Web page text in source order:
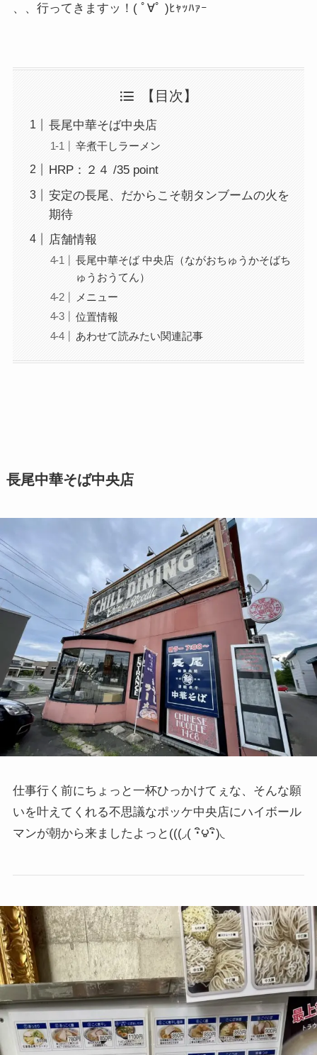
、、行ってきますッ！( ﾟ∀ﾟ )ﾋｬｯﾊｧｰ
【目次】
長尾中華そば中央店
辛煮干しラーメン
HRP：２４ /35 point
安定の長尾、だからこそ朝タンブームの火を
期待
店舗情報
長尾中華そば 中央店（ながおちゅうかそばち
ゅうおうてん）
メニュー
位置情報
あわせて読みたい関連記事
長尾中華そば中央店
仕事行く前にちょっと一杯ひっかけてぇな、そんな願
いを叶えてくれる不思議なポッケ中央店にハイボール
マンが朝から来ましたよっと (((◞( ･ิ౪･ิ)◟